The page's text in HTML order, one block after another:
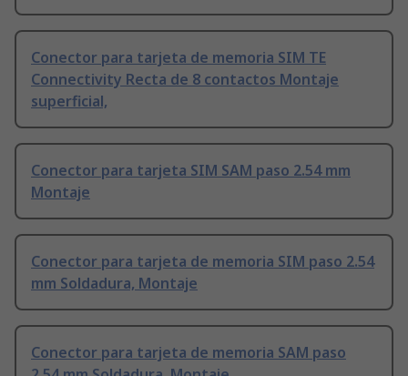
Conector para tarjeta de memoria SIM TE
Connectivity Recta de 8 contactos Montaje
superficial,
Conector para tarjeta SIM SAM paso 2.54 mm
Montaje
Conector para tarjeta de memoria SIM paso 2.54
mm Soldadura, Montaje
Conector para tarjeta de memoria SAM paso